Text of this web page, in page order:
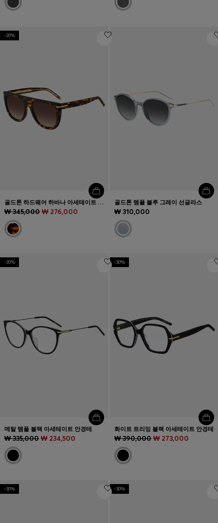
-20%
골드톤 하드웨어 하바나 아세테이트 선글라스
₩ 345,000 ₩ 276,000
골드톤 템플 블루 그레이 선글라스
₩ 310,000
-30%
메탈 템플 블랙 아세테이트 안경테
₩ 335,000 ₩ 234,500
-30%
화이트 트리밍 블랙 아세테이트 안경테
₩ 390,000 ₩ 273,000
-30% -30%